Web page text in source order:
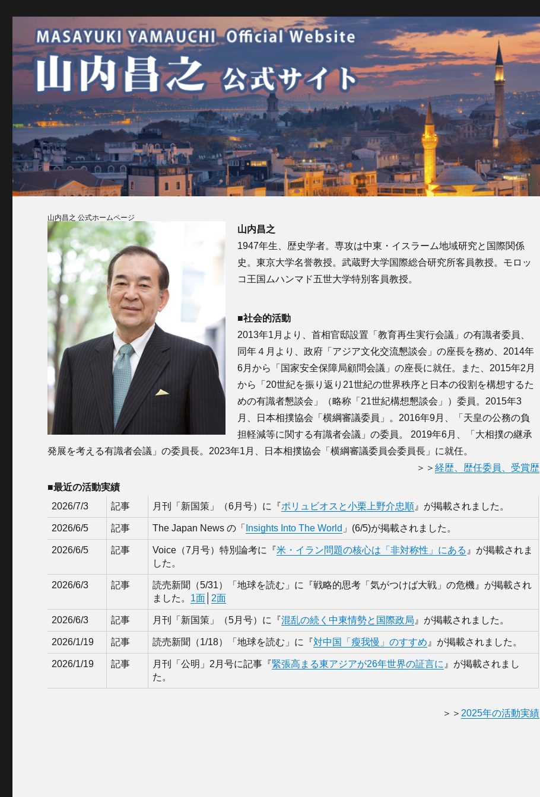
山内昌之 公式ホームページ
山内昌之
1947年生、歴史学者。専攻は中東・イスラーム地域研究と国際関係
史。東京大学名誉教授。武蔵野大学国際総合研究所客員教授。モロッ
コ王国ムハンマド五世大学特別客員教授。
■社会的活動
2013年1月より、首相官邸設置「教育再生実行会議」の有識者委員、
同年４月より、政府「アジア文化交流懇談会」の座長を務め、2014年
6月から「国家安全保障局顧問会議」の座長に就任。また、2015年2月
から「20世紀を振り返り21世紀の世界秩序と日本の役割を構想するた
めの有識者懇談会」（略称「21世紀構想懇談会」）委員。2015年3
月、日本相撲協会「横綱審議委員」。2016年9月、「天皇の公務の負
担軽減等に関する有識者会議」の委員。 2019年6月、「大相撲の継承
発展を考える有識者会議」の委員長。2023年1月、日本相撲協会「横綱審議委員会委員長」に就任。
＞＞ 経歴、歴任委員、受賞歴
■最近の活動実績
2026/7/3
記事 月刊「新国策」（6月号）に『ポリュビオスと小栗上野介忠順 』が掲載されました。
2026/6/5 記事 The Japan News の「 Insights Into The World 」(6/5)が掲載されました。
2026/6/5 記事 Voice（7月号）特別論考に『米・イラン問題の核心は「非対称性」にある 』が掲載されま
した。
2026/6/3 記事
読売新聞（5/31）「地球を読む」に『戦略的思考「気がつけば大戦」の危機』が掲載され
ました。 1面 2面
2026/6/3 記事 月刊「新国策」（5月号）に『混乱の続く中東情勢と国際政局 』が掲載されました。
2026/1/19 記事 読売新聞（1/18）「地球を読む」に『対中国「瘦我慢」のすすめ 』が掲載されました。
2026/1/19 記事 月刊「公明」2月号に記事『緊張高まる東アジアが26年世界の証言に 』が掲載されまし
た。
＞＞ 2025年の活動実績